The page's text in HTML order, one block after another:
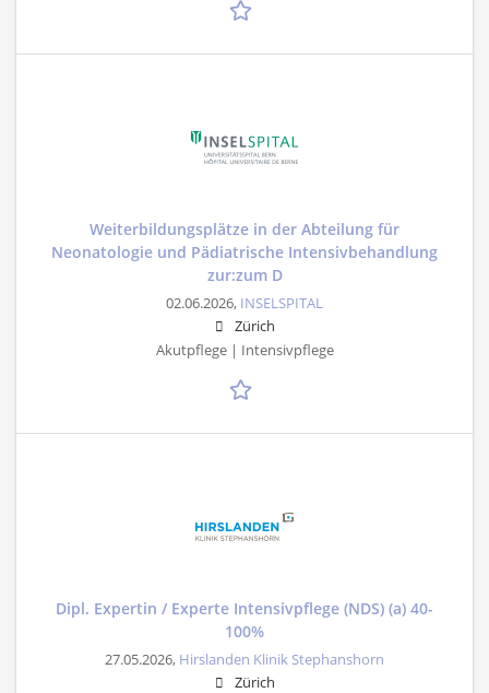
Weiterbildungsplätze in der Abteilung für
Neonatologie und Pädiatrische Intensivbehandlung
zur:zum D
02.06.2026, INSELSPITAL
Zürich
Akutpflege | Intensivpflege
Dipl. Expertin / Experte Intensivpflege (NDS) (a) 40-
100%
27.05.2026, Hirslanden Klinik Stephanshorn
Zürich